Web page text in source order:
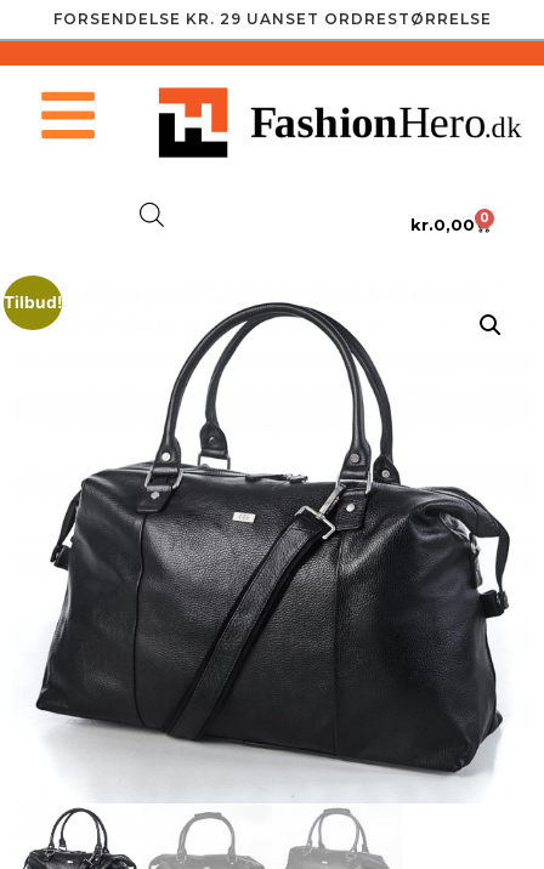
FORSENDELSE KR. 29 UANSET ORDRESTØRRELSE
kr.0,00 0
Tilbud!